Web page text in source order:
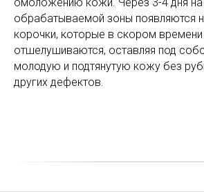
обрабатываемой зоны появляются
корочки, которые в скором времени
отшелушиваются, оставляя под
молодую и подтянутую кожу без
других дефектов.